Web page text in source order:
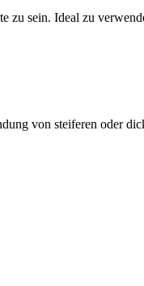
sein. Ideal zu
von steiferen oder